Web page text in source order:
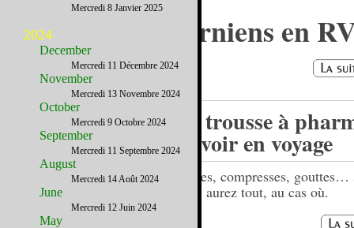
Les parcs californiens en
La trousse à
à avoir en voyage
Pilules, compresses, gouttes…
Vous aurez tout, au cas où.
Mercredi 8 Janvier 2025
2024
December
Mercredi 11 Décembre 2024
November
Mercredi 13 Novembre 2024
October
Mercredi 9 Octobre 2024
September
Mercredi 11 Septembre 2024
August
Mercredi 14 Août 2024
June
Mercredi 12 Juin 2024
May